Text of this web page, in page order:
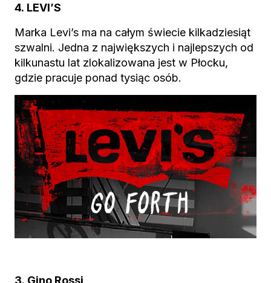
4. LEVI’S
Marka Levi’s ma na całym świecie kilkadziesiąt
szwalni. Jedna z największych i najlepszych od
kilkunastu lat zlokalizowana jest w Płocku,
gdzie pracuje ponad tysiąc osób.
3. Gino Rossi